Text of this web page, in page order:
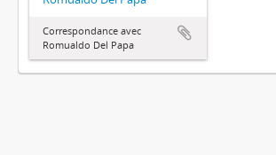
Correspondance avec
Romualdo Del Papa